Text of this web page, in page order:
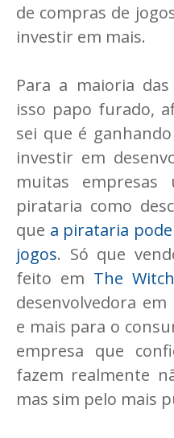
de compras de
investir em mais.
Para a maioria
isso papo furado,
sei que é
investir em
muitas
pirataria como
que a pirataria
jogos. Só que
feito em The
desenvolvedora
e mais para o
empresa que
fazem realmente
mas sim pelo mais